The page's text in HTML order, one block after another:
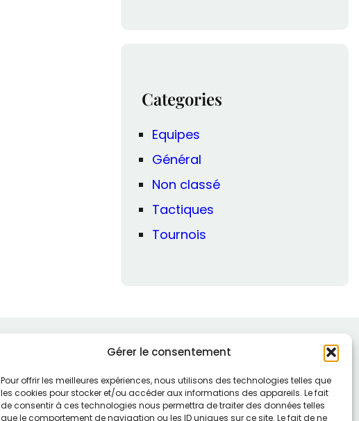
Gérer le consentement
Pour offrir les meilleures expériences, nous utilisons des technologies telles que
les cookies pour stocker et/ou accéder aux informations des appareils. Le fait
de consentir à ces technologies nous permettra de traiter des données telles
que le comportement de navigation ou les ID uniques sur ce site. Le fait de ne
Categories
Equipes
Général
Non classé
Tactiques
Tournois